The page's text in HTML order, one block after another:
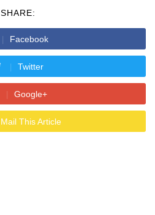
SHARE:
Facebook
Twitter
Google+
Mail This Article